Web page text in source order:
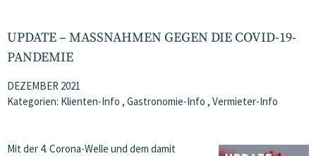
UPDATE – MASSNAHMEN GEGEN DIE COVID-19-P
ANDEMIE
DEZEMBER 2021
Kategorien: Klienten-Info , Gastronomie-Info , Vermieter-Info
Mit der 4. Corona-Welle und dem damit